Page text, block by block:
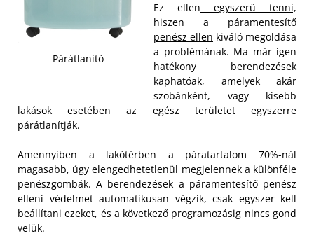
Párátlanitó
Ez ellen egyszerű tenni,
hiszen a páramentesítő
penész ellen kiváló megoldása
a problémának. Ma már igen
hatékony berendezések
kaphatóak, amelyek akár
szobánként, vagy kisebb
lakások esetében az egész területet egyszerre
párátlanítják.
Amennyiben a lakótérben a páratartalom 70%-nál
magasabb, úgy elengedhetetlenül megjelennek a különféle
penészgombák. A berendezések a páramentesítő penész
elleni védelmet automatikusan végzik, csak egyszer kell
beállítani ezeket, és a következő programozásig nincs gond
velük.